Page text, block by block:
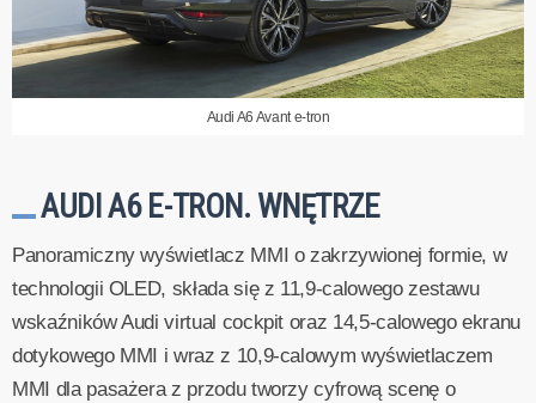
Audi A6 Avant e-tron
AUDI A6 E-TRON. WNĘTRZE
Panoramiczny wyświetlacz MMI o zakrzywionej formie, w
technologii OLED, składa się z 11,9-calowego zestawu
wskaźników Audi virtual cockpit oraz 14,5-calowego ekranu
dotykowego MMI i wraz z 10,9-calowym wyświetlaczem
MMI dla pasażera z przodu tworzy cyfrową scenę o